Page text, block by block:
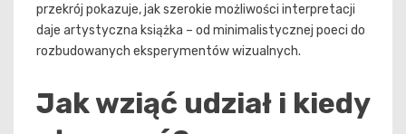
przekrój pokazuje, jak szerokie możliwości interpretacji
daje artystyczna książka – od minimalistycznej poeci do
rozbudowanych eksperymentów wizualnych.
Jak wziąć udział i kiedy